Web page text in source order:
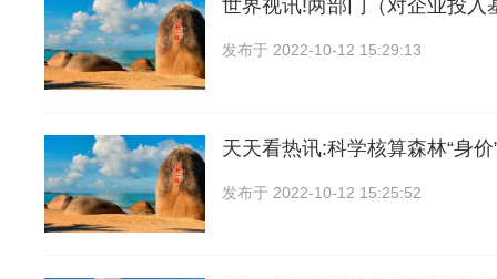
世界视讯!两部门（对企业投入
发布于 2022-10-12 15:29:13
天天看热讯:科学核算森林“身价
发布于 2022-10-12 15:25:52